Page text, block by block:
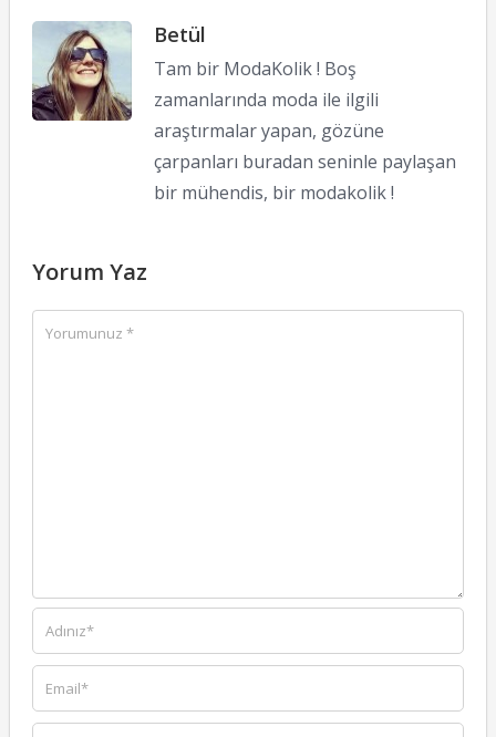
Betül
Tam bir ModaKolik ! Boş
zamanlarında moda ile ilgili
araştırmalar yapan, gözüne
çarpanları buradan seninle paylaşan
bir mühendis, bir modakolik !
Yorum Yaz